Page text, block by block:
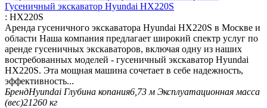
Гусеничный экскаватор Hyundai HX220S
: HX220S
Аренда гусеничного экскаватора Hyundai HX220S в Москве и
области Наша компания предлагает широкий спектр услуг по
аренде гусеничных экскаваторов, включая одну из наших
востребованных моделей - гусеничный экскаватор Hyundai
HX220S. Эта мощная машина сочетает в себе надежность,
эффективность...
БрендHyundai Глубина копания6,73 м Эксплуатационная масса
(вес)21260 кг